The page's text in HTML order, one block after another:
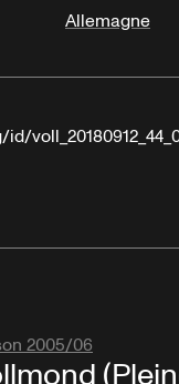
Allemagne
2005/06